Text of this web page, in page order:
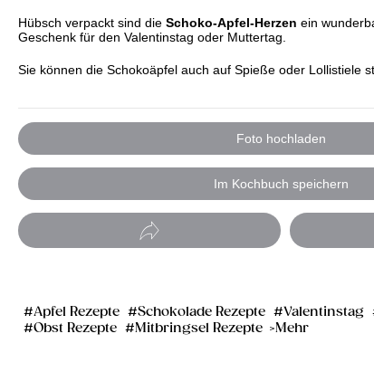
Hübsch verpackt sind die Schoko-Apfel-Herzen ein
Geschenk für den Valentinstag oder Muttertag.
Sie können die Schokoäpfel auch auf Spieße oder Lollistiele
Foto hochladen
Im Kochbuch speichern
Apfel Rezepte Schokolade Rezepte Valentinstag
Obst Rezepte
Mitbringsel Rezepte Mehr